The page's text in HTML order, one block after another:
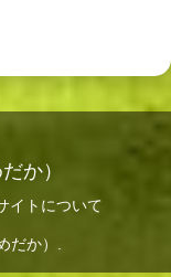
か）
イトについて
か）.